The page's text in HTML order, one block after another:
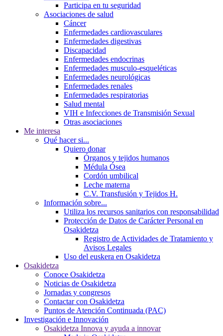
Participa en tu seguridad
Asociaciones de salud
Cáncer
Enfermedades cardiovasculares
Enfermedades digestivas
Discapacidad
Enfermedades endocrinas
Enfermedades musculo-esqueléticas
Enfermedades neurológicas
Enfermedades renales
Enfermedades respiratorias
Salud mental
VIH e Infecciones de Transmisión Sexual
Otras asociaciones
Me interesa
Qué hacer si...
Quiero donar
Órganos y tejidos humanos
Médula Ósea
Cordón umbilical
Leche materna
C.V. Transfusión y Tejidos H.
Información sobre...
Utiliza los recursos sanitarios con responsabilidad
Protección de Datos de Carácter Personal en
Osakidetza
Registro de Actividades de Tratamiento y
Avisos Legales
Uso del euskera en Osakidetza
Osakidetza
Conoce Osakidetza
Noticias de Osakidetza
Jornadas y congresos
Contactar con Osakidetza
Puntos de Atención Continuada (PAC)
Investigación e Innovación
Osakidetza Innova y ayuda a innovar